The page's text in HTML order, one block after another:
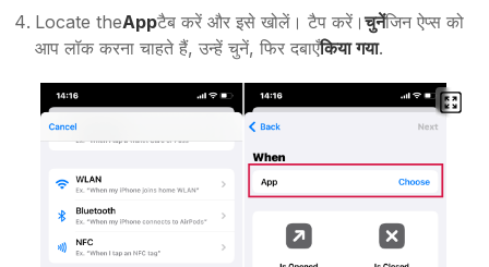
Locate theAppटैब करें और इसे खोलें। टैप करें।चुनेंजिन ऐप्स को
आप लॉक करना चाहते हैं, उन्हें चुनें, फिर दबाएँकिया गया.